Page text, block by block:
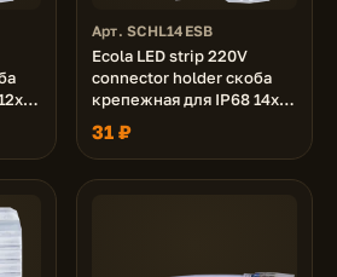
Арт. SCHL14ESB
Ecola LED strip 220V
connector holder скоба
крепежная для IP68 14x7
ленты уп. 10шт
31 ₽